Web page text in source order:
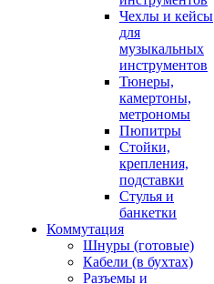
Чехлы и кейсы
для
музыкальных
инструментов
Тюнеры,
камертоны,
метрономы
Пюпитры
Стойки,
крепления,
подставки
Стулья и
банкетки
Коммутация
Шнуры (готовые)
Кабели (в бухтах)
Разъемы и